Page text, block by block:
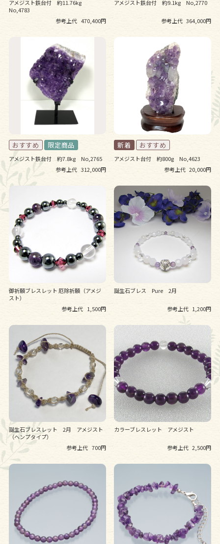
アメジスト鉄台付 約11.76kg
No,4783
参考上代 470,400円
アメジスト鉄台付 約9.1kg No,2770
参考上代 364,000円
アメジスト鉄台付 約7.8kg No,2765
参考上代 312,000円
アメジスト台付 約800g No,4623
参考上代 20,000円
御祈願ブレスレット 厄除祈願（アメジ
スト）
参考上代 1,500円
誕生石ブレス Pure 2月
参考上代 1,200円
誕生石ブレスレット 2月 アメジスト
（ヘンプタイプ）
参考上代 700円
カラーブレスレット アメジスト
参考上代 2,500円